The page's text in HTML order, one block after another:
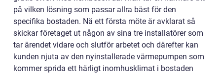
på vilken lösning som passar allra bäst för den
specifika bostaden. Nä ett första möte är avklarat så
skickar företaget ut någon av sina tre installatörer som
tar ärendet vidare och slutför arbetet och därefter kan
kunden njuta av den nyinstallerade värmepumpen som
kommer sprida ett härligt inomhusklimat i bostaden